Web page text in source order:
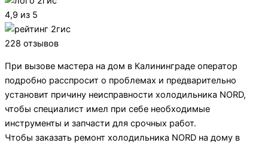
4,9 из 5
228 отзывов
При вызове мастера на дом в Калининграде оператор
подробно расспросит о проблемах и предварительно
установит причину неисправности холодильника NORD,
чтобы специалист имел при себе необходимые
инструменты и запчасти для срочных работ.
Чтобы заказать ремонт холодильника NORD на дому в